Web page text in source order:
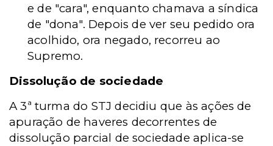
e de "cara", enquanto chamava a síndica
de "dona". Depois de ver seu pedido ora
acolhido, ora negado, recorreu ao
Supremo.
Dissolução de sociedade
A 3ª turma do STJ decidiu que às ações de
apuração de haveres decorrentes de
dissolução parcial de sociedade aplica-se